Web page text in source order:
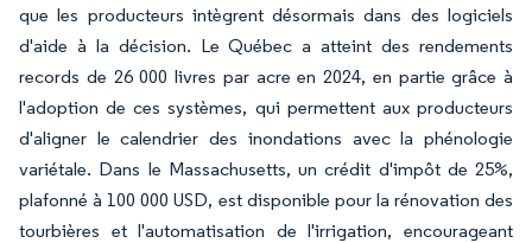
que les producteurs intègrent désormais dans des logiciels
d'aide à la décision. Le Québec a atteint des rendements
records de 26 000 livres par acre en 2024, en partie grâce à
l'adoption de ces systèmes, qui permettent aux producteurs
d'aligner le calendrier des inondations avec la phénologie
variétale. Dans le Massachusetts, un crédit d'impôt de 25%,
plafonné à 100 000 USD, est disponible pour la rénovation des
tourbières et l'automatisation de l'irrigation, encourageant